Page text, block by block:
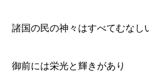
諸国の民の神々はすべてむなし
御前には栄光と輝きがあり